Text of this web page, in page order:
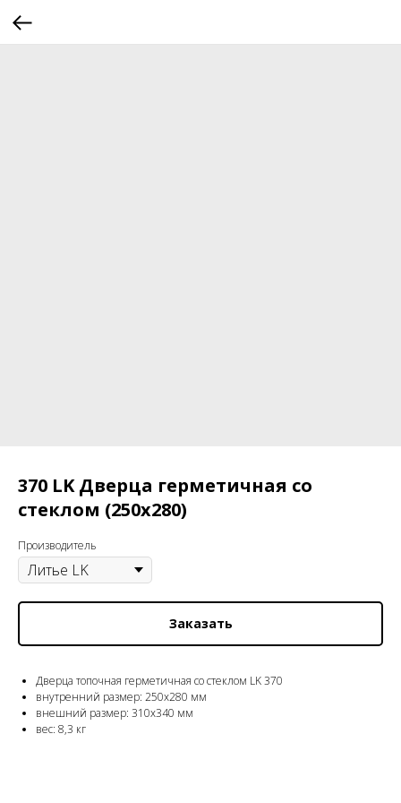
370 LK Дверца герметичная со
стеклом (250х280)
Производитель
Заказать
Дверца топочная герметичная со стеклом LK 370
внутренний размер: 250х280 мм
внешний размер: 310х340 мм
вес: 8,3 кг